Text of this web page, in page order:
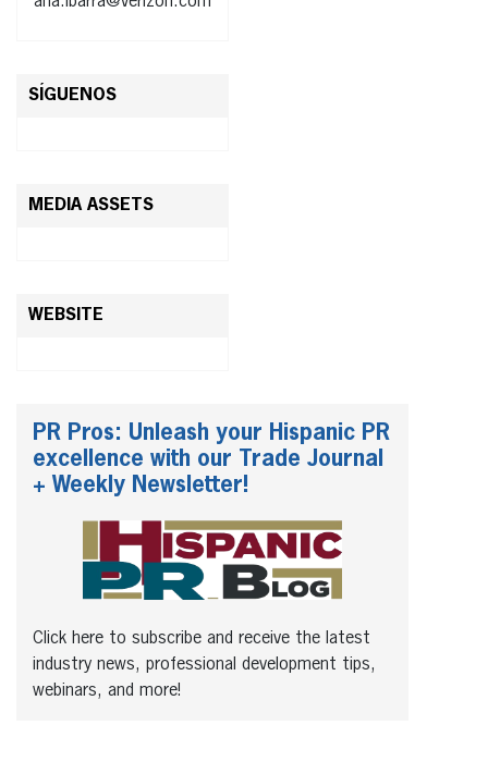
SÍGUENOS
MEDIA ASSETS
WEBSITE
PR Pros: Unleash your Hispanic PR
excellence with our Trade Journal
+ Weekly Newsletter!
Click here to subscribe and receive the latest
industry news, professional development tips,
webinars, and more!